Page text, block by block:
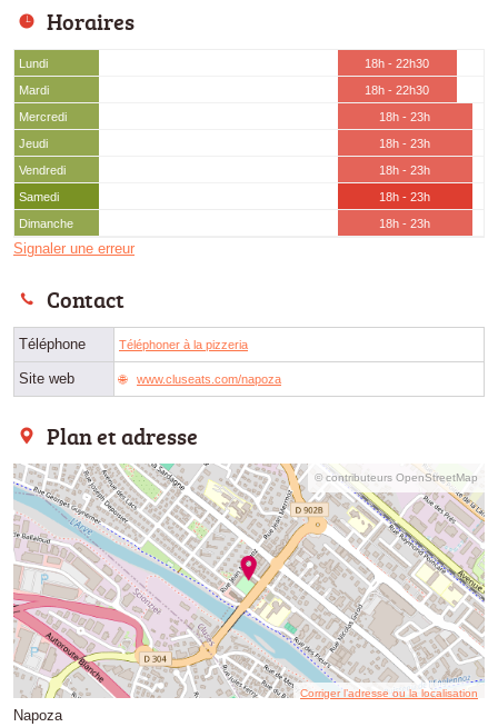
Horaires
Lundi
18h - 22h30
Mardi
18h - 22h30
Mercredi
18h - 23h
Jeudi
18h - 23h
Vendredi
18h - 23h
Samedi
18h - 23h
Dimanche
18h - 23h
Signaler une erreur
Contact
Téléphone Téléphoner à la pizzeria
Site web www.cluseats.com/napoza
Plan et adresse
© contributeurs OpenStreetMap
Corriger l’adresse ou la localisation
Napoza